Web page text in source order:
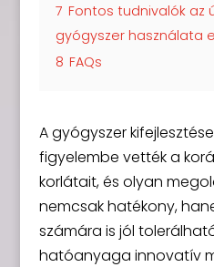
7 Fontos tudnivalók az
gyógyszer használata
8 FAQs
A gyógyszer
figyelembe vették a
korlátait, és olyan
nemcsak hatékony,
számára is jól
hatóanyaga innovatív